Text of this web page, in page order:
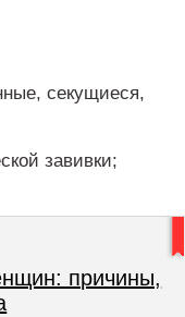
секущиеся,
завивки;
причины,